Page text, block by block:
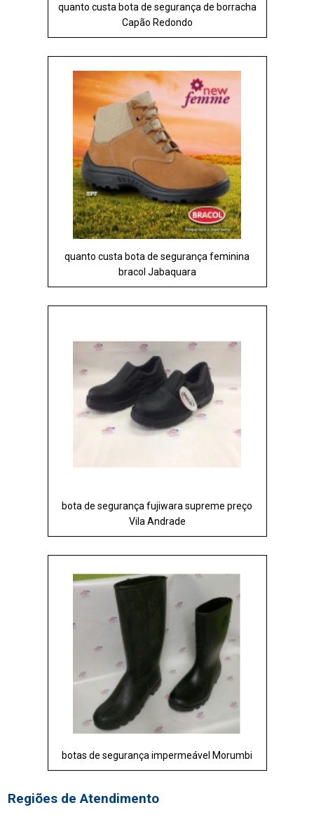
quanto custa bota de segurança de borracha
Capão Redondo
quanto custa bota de segurança feminina
bracol Jabaquara
bota de segurança fujiwara supreme preço
Vila Andrade
botas de segurança impermeável Morumbi
Regiões de Atendimento